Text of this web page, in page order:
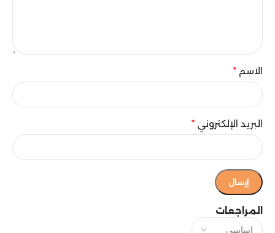
المراجعات
الاسم *
البريد الإلكتروني *